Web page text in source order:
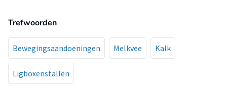
Trefwoorden
Bewegingsaandoeningen Melkvee Kalk
Ligboxenstallen